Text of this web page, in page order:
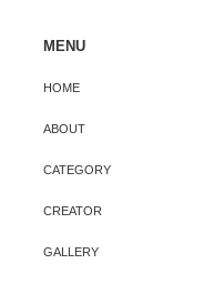
MENU
HOME
ABOUT
CATEGORY
CREATOR
GALLERY